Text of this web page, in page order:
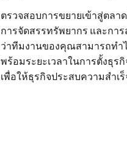
ตรวจสอบการขยายเข้าสู่ตล
การจัดสรรทรัพยากร และกา
ว่าทีมงานของคุณสามารถทำ
พร้อมระยะเวลาในการตั้งธุร
เพื่อให้ธุรกิจประสบความสำเ